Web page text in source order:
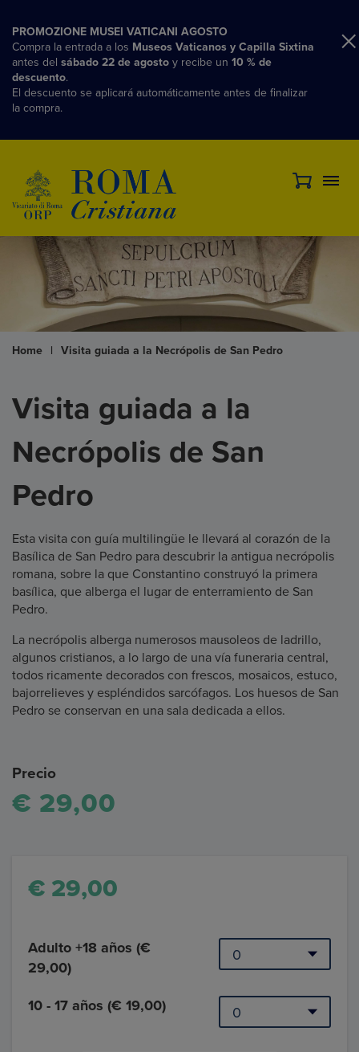
PROMOZIONE MUSEI VATICANI AGOSTO
Compra la entrada a los Museos Vaticanos y Capilla Sixtina
antes del sábado 22 de agosto y recibe un 10 % de
descuento.
El descuento se aplicará automáticamente antes de finalizar
la compra.
Home | Visita guiada a la Necrópolis de San Pedro
Visita guiada a la
Necrópolis de San
Pedro
Esta visita con guía multilingüe le llevará al corazón de la
Basílica de San Pedro para descubrir la antigua necrópolis
romana, sobre la que Constantino construyó la primera
basílica, que alberga el lugar de enterramiento de San
Pedro.
La necrópolis alberga numerosos mausoleos de ladrillo,
algunos cristianos, a lo largo de una vía funeraria central,
todos ricamente decorados con frescos, mosaicos, estuco,
bajorrelieves y espléndidos sarcófagos. Los huesos de San
Pedro se conservan en una sala dedicada a ellos.
Precio
€ 29,00
€ 29,00
Adulto +18 años (€
29,00)
10 - 17 años (€ 19,00)